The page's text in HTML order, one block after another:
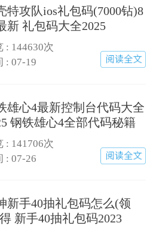
特攻队ios礼包码(7000钻)8
新 礼包码大全2025
: 144630次
: 07-19
雄心4最新控制台代码大全
钢铁雄心4全部代码秘籍
: 141706次
: 07-26
新手40抽礼包码怎么(领
新手40抽礼包码2023